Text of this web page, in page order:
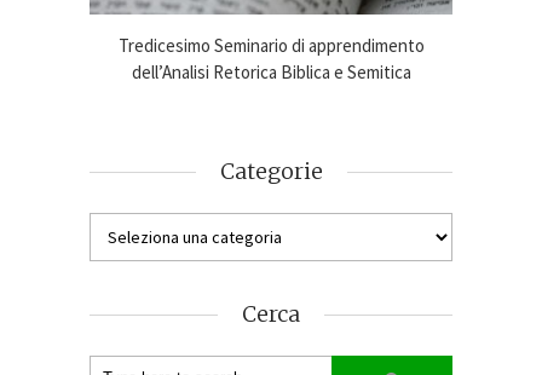
Tredicesimo Seminario di apprendimento
dell’Analisi Retorica Biblica e Semitica
Categorie
Cerca